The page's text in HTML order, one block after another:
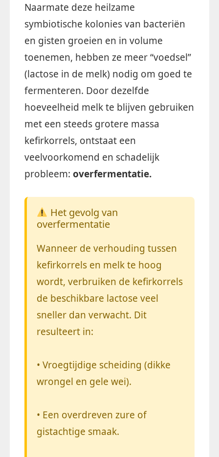
Naarmate deze heilzame
symbiotische kolonies van bacteriën
en gisten groeien en in volume
toenemen, hebben ze meer “voedsel”
(lactose in de melk) nodig om goed te
fermenteren. Door dezelfde
hoeveelheid melk te blijven gebruiken
met een steeds grotere massa
kefirkorrels, ontstaat een
veelvoorkomend en schadelijk
probleem: overfermentatie.
Het gevolg van
overfermentatie
Wanneer de verhouding tussen
kefirkorrels en melk te hoog
wordt, verbruiken de kefirkorrels
de beschikbare lactose veel
sneller dan verwacht. Dit
resulteert in:
• Vroegtijdige scheiding (dikke
wrongel en gele wei).
• Een overdreven zure of
gistachtige smaak.